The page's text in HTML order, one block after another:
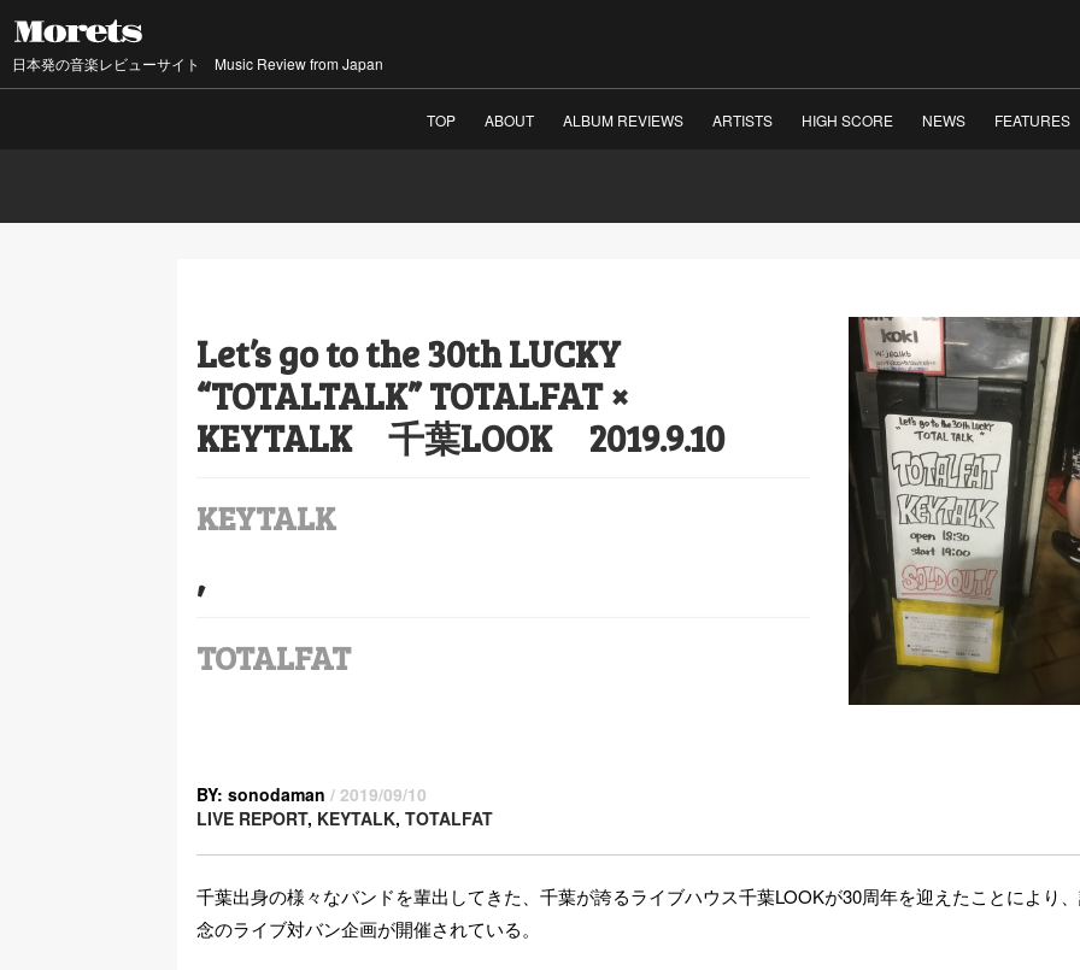
日本発の音楽レビューサイト Music Review from Japan
TOP ABOUT ALBUM REVIEWS ARTISTS HIGH SCORE NEWS FEATURES
Let’s go to the 30th LUCKY
“TOTALTALK” TOTALFAT ×
KEYTALK 千葉LOOK 2019.9.10
KEYTALK
,
TOTALFAT
BY: sonodaman / 2019/09/10
LIVE REPORT, KEYTALK, TOTALFAT
千葉出身の様々なバンドを輩出してきた、千葉が誇るライブハウス千葉LOOKが30周年を迎えたことにより
念のライブ対バン企画が開催されている。